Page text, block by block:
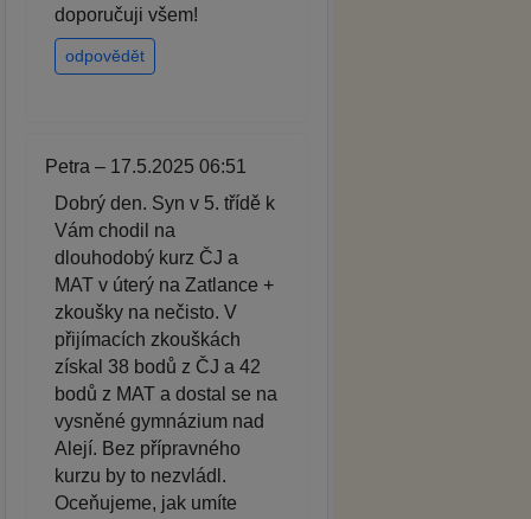
doporučuji všem!
odpovědět
Petra – 17.5.2025 06:51
Dobrý den. Syn v 5. třídě k
Vám chodil na
dlouhodobý kurz ČJ a
MAT v úterý na Zatlance +
zkoušky na nečisto. V
přijímacích zkouškách
získal 38 bodů z ČJ a 42
bodů z MAT a dostal se na
vysněné gymnázium nad
Alejí. Bez přípravného
kurzu by to nezvládl.
Oceňujeme, jak umíte